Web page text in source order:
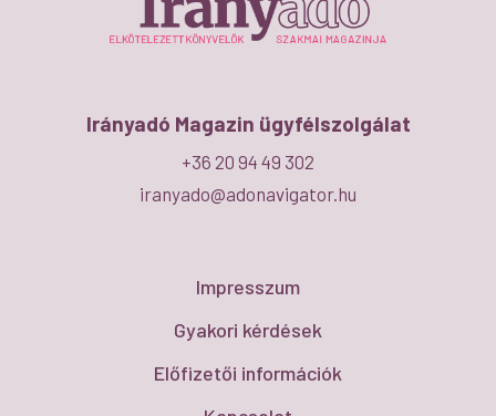
Irányadó Magazin ügyfélszolgálat
+36 20 94 49 302
iranyado@adonavigator.hu
Impresszum
Gyakori kérdések
Előfizetői információk